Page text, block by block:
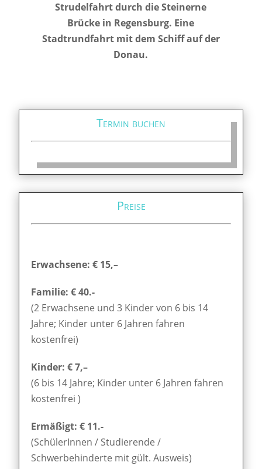
Strudelfahrt durch die Steinerne
Brücke in Regensburg. Eine
Stadtrundfahrt mit dem Schiff auf der
Donau.
Termin buchen
Preise
Erwachsene: € 15,–
Familie: € 40.-
(2 Erwachsene und 3 Kinder von 6 bis 14
Jahre; Kinder unter 6 Jahren fahren
kostenfrei)
Kinder: € 7,–
(6 bis 14 Jahre; Kinder unter 6 Jahren fahren
kostenfrei )
Ermäßigt: € 11.-
(SchülerInnen / Studierende /
Schwerbehinderte mit gült. Ausweis)